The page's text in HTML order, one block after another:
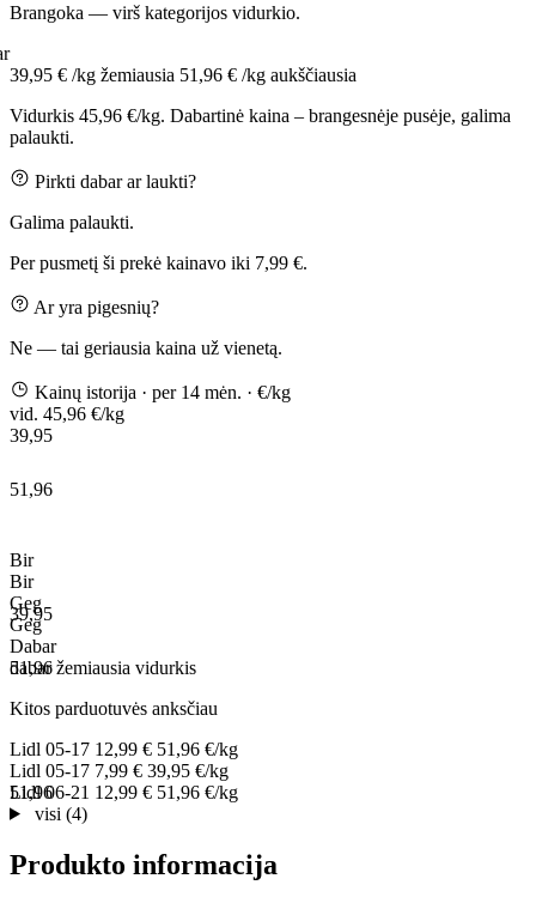
Brangoka — virš kategorijos vidurkio.
39,95 € /kg žemiausia 51,96 € /kg aukščiausia
Vidurkis 45,96 €/kg. Dabartinė kaina – brangesnėje pusėje, galima
palaukti.
Pirkti dabar ar laukti?
Galima palaukti.
Per pusmetį ši prekė kainavo iki 7,99 €.
Ar yra pigesnių?
Ne — tai geriausia kaina už vienetą.
Kainų istorija · per 14 mėn. · €/kg
vid. 45,96 €/kg
39,95
51,96
39,95
51,96
51,96
Bir
Bir
Geg
Geg
Dabar
dabaržemiausia vidurkis
Kitos parduotuvės anksčiau
Lidl 05-17 12,99 € 51,96 €/kg
Lidl 05-17 7,99 € 39,95 €/kg
Lidl06-21 12,99 € 51,96 €/kg
visi (4)
Produkto informacija